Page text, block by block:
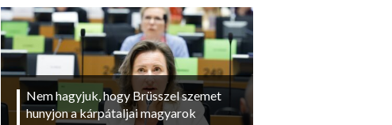
Nem hagyjuk, hogy Brüsszel szemet
hunyjon a kárpátaljai magyarok